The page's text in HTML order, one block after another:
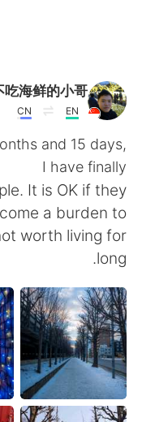
吃海鲜的小哥
EN
CN
and 15 days,
I have finally
It is OK if they
a burden to
worth living for
long.